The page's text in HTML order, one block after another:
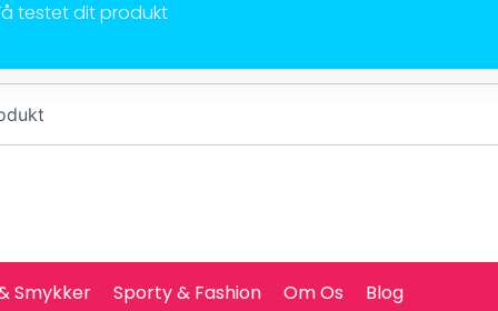
testet dit produkt
Smykker Sporty & Fashion Om Os Blog